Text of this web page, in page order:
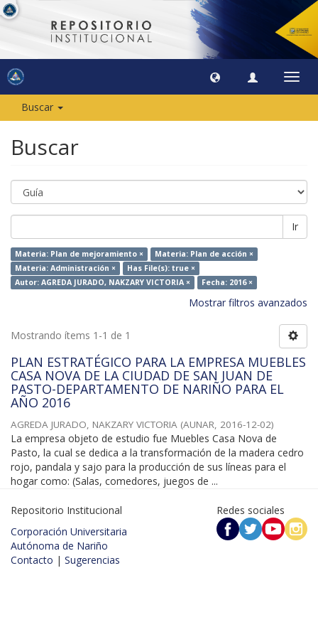
Buscar
Buscar
Ir
Materia: Plan de mejoramiento ×
Materia: Plan de acción ×
Materia: Administración ×
Has File(s): true ×
Autor: AGREDA JURADO, NAKZARY VICTORIA ×
Fecha: 2016 ×
Mostrar filtros avanzados
Mostrando ítems 1-1 de 1
PLAN ESTRATÉGICO PARA LA EMPRESA MUEBLES
CASA NOVA DE LA CIUDAD DE SAN JUAN DE
PASTO-DEPARTAMENTO DE NARIÑO PARA EL
AÑO 2016
AGREDA JURADO, NAKZARY VICTORIA (AUNAR, 2016-12-02)
La empresa objeto de estudio fue Muebles Casa Nova de
Pasto, la cual se dedica a la transformación de la madera cedro
rojo, pandala y sajo para la producción de sus líneas para el
hogar como: (Salas, comedores, juegos de ...
Repositorio Institucional
Corporación Universitaria
Autónoma de Nariño
Contacto | Sugerencias
Redes sociales